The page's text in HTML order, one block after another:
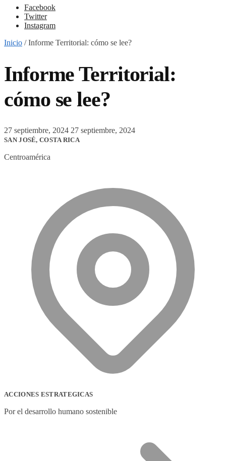
Facebook
Twitter
Instagram
Inicio /Informe Territorial: cómo se lee?
Informe Territorial:
cómo se lee?
27 septiembre, 2024 27 septiembre, 2024
SAN JOSÉ, COSTA RICA
Centroamérica
ACCIONES ESTRATEGICAS
Por el desarrollo humano sostenible